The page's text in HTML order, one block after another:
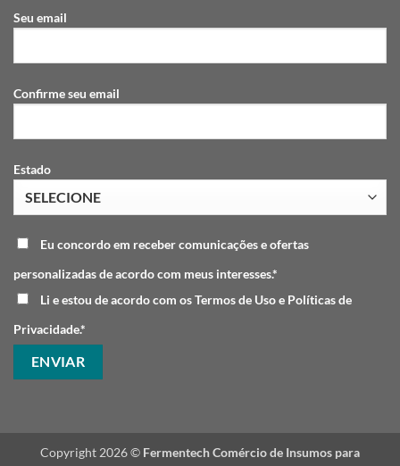
Seu email
Confirme seu email
Estado
Eu concordo em receber comunicações e ofertas
personalizadas de acordo com meus interesses.*
Li e estou de acordo com os Termos de Uso e Políticas de
Privacidade.*
Copyright 2026 © Fermentech Comércio de Insumos para